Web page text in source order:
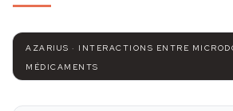
AZARIUS · INTERACTIONS ENTRE
MÉDICAMENTS